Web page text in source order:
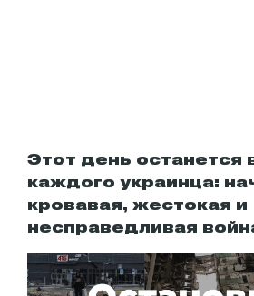
Этот день останется
каждого украинца:
кровавая, жестокая и
несправедливая